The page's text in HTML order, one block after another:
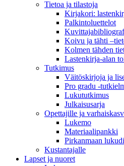
Tietoa ja tilastoja
Kirjakori:
Palkintoluettelot
Koivu ja tähti
Kolmen tähden
Lastenkirja-alan
Tutkimus
Väitöskirjoja ja
Pro gradu -
Lukututkimus
Julkaisusarja
Opettajille ja
Lukemo
Materiaalipankki
Pirkanmaan
Kustantajalle
Lapset ja nuoret